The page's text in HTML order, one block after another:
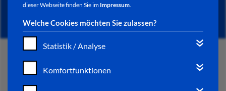
dieser Webseite finden Sie im Impressum.
Welche Cookies möchten Sie zulassen?
Statistik / Analyse
Komfortfunktionen
START